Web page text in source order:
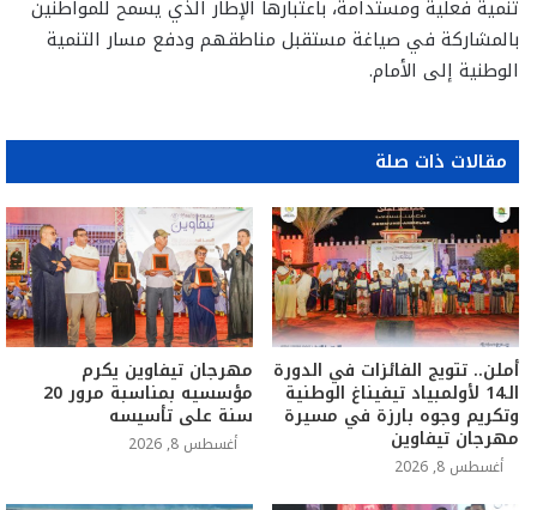
تنمية فعلية ومستدامة، باعتبارها الإطار الذي يسمح للمواطنين
بالمشاركة في صياغة مستقبل مناطقهم ودفع مسار التنمية
الوطنية إلى الأمام.
مقالات ذات صلة
أملن.. تتويج الفائزات في الدورة
الـ14 لأولمبياد تيفيناغ الوطنية
وتكريم وجوه بارزة في مسيرة
مهرجان تيفاوين
أغسطس 8, 2026
مهرجان تيفاوين يكرم
مؤسسيه بمناسبة مرور 20
سنة على تأسيسه
أغسطس 8, 2026